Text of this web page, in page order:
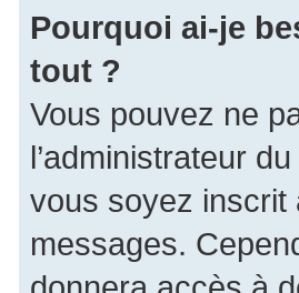
Pourquoi ai-je
tout ?
Vous pouvez ne
l’administrateur
vous soyez inscrit
messages.